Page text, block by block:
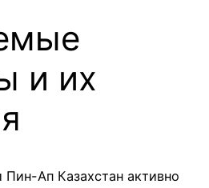
и их
Ап Казахстан активно